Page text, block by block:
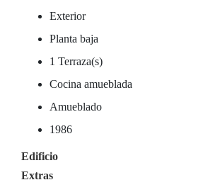
Exterior
Planta baja
1 Terraza(s)
Cocina amueblada
Amueblado
1986
Edificio
Extras